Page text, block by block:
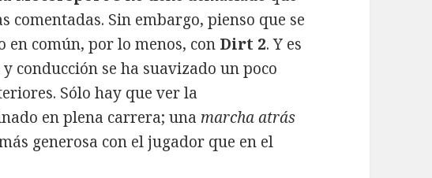
comentadas. Sin embargo, pienso que se
común, por lo menos, con Dirt 2. Y es
conducción se ha suavizado un poco
Sólo hay que ver la
en plena carrera; una marcha atrás
generosa con el jugador que en el